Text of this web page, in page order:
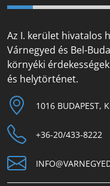
Az I. kerület hivatalos
Várnegyed és Bel-
környéki
és helytörténet.
1016 BUDAPEST,
+36-20/433-8222